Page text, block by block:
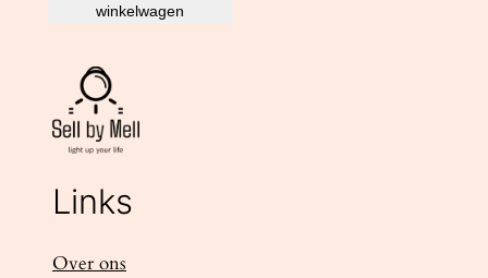
winkelwagen
Links
Over ons